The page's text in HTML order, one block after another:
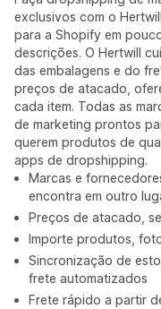
exclusivos com o
para a Shopify em
descrições. O Hertwill
das embalagens e do
preços de atacado,
cada item. Todas as
de marketing prontos
querem produtos de
apps de dropshipping.
Marcas e
encontra em outro
Preços de atacado,
Importe produtos,
Sincronização de
frete automatizados
Frete rápido a partir